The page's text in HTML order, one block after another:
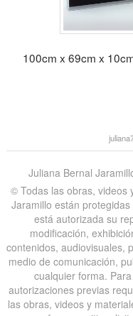
100cm x 69cm x
Juliana Bernal
©️ Todas las obras, videos
Jaramillo están
está autorizada su
modificación,
contenidos, audiovisuales,
medio de comunicación,
cualquier forma.
autorizaciones previas
las obras, videos y